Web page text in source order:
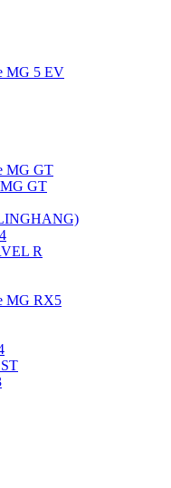
MG 5 EV
MG GT
GT
R
MG RX5